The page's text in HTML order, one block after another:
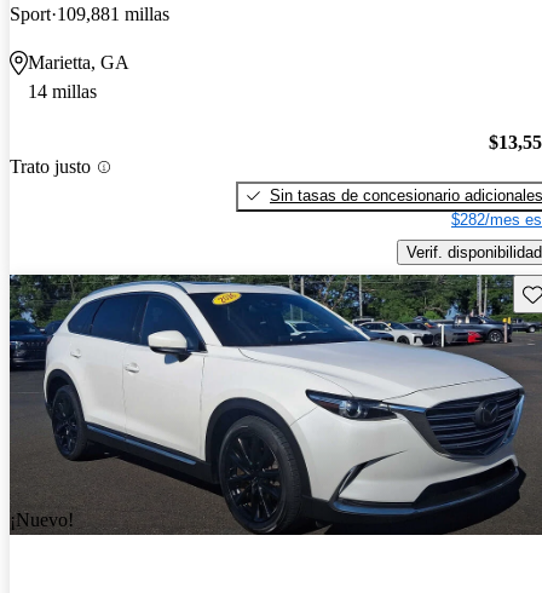
Sport 109,881 millas
Marietta, GA
14 millas
Trato justo
Sin tasas de concesionario adicionales
$282/mes
Verif. disponibilidad
¡Nuevo!